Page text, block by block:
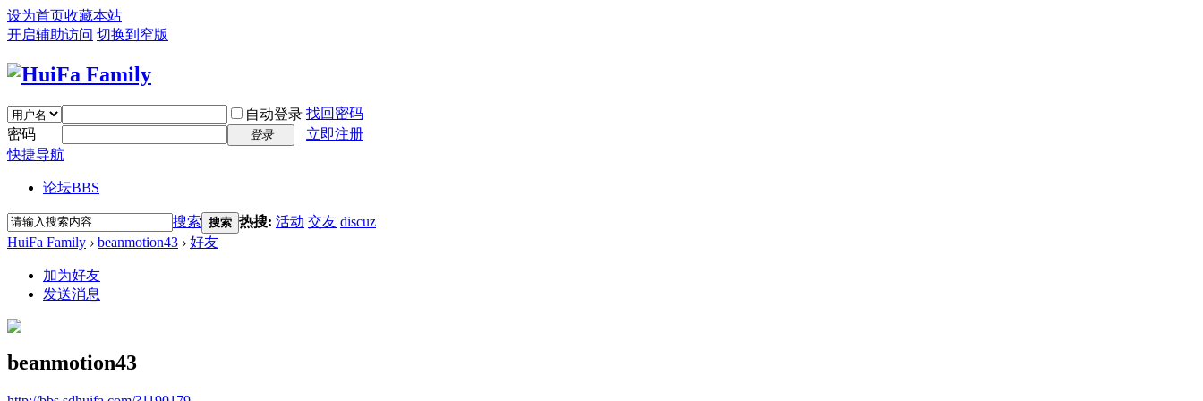
设为首页收藏本站
开启辅助访问 切换到窄版
自动登录 找回密码
密码
登录
立即注册
快捷导航
论坛BBS
搜索 搜索 热搜: 活动 交友 discuz
HuiFa Family › beanmotion43 › 好友
加为好友
发送消息
beanmotion43